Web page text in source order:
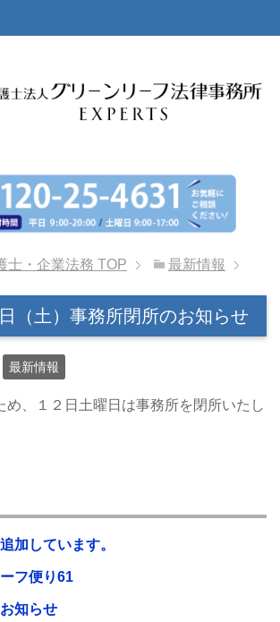
士・企業法務 TOP 最新情報
（土）事務所閉所のお知らせ
最新情報
め、１２日土曜日は事務所を閉所いたし
加しています。
フ便り61
知らせ